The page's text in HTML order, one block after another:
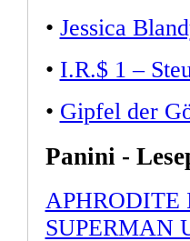
• Jessica
• I.R.$ 1 –
• Gipfel der
Panini -
APHRODITE
SUPERMAN